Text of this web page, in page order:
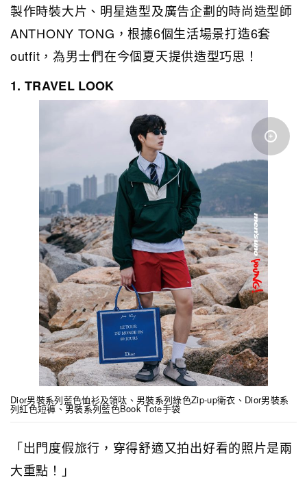
製作時裝大片、明星造型及廣告企劃的時尚造型師
ANTHONY TONG，根據6個生活場景打造6套
outfit，為男士們在今個夏天提供造型巧思！
1. TRAVEL LOOK
Dior男裝系列藍色恤衫及領呔、男裝系列綠色Zip-up衛衣、Dior男裝系
列紅色短褲、男裝系列藍色Book Tote手袋
「出門度假旅行，穿得舒適又拍出好看的照片是兩
大重點！」